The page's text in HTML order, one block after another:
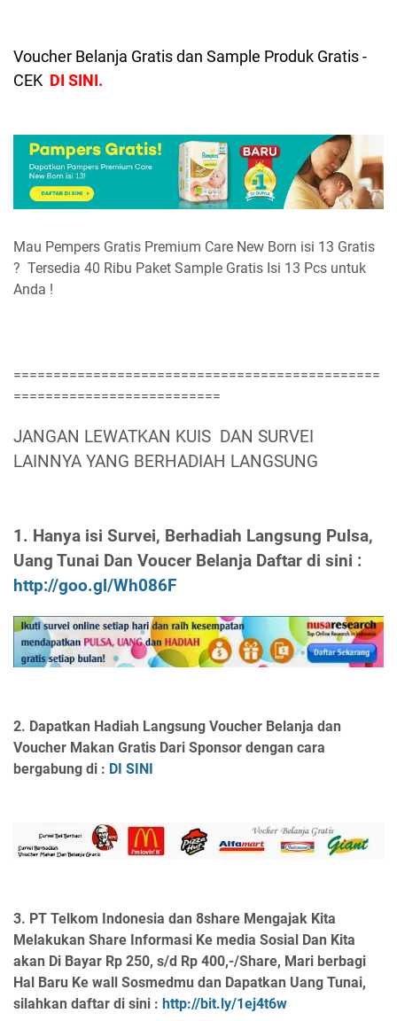
Voucher Belanja Gratis dan Sample Produk Gratis -
CEK DI SINI.
Mau Pempers Gratis Premium Care New Born isi 13 Gratis
? Tersedia 40 Ribu Paket Sample Gratis Isi 13 Pcs untuk
Anda !
==============================================
==========================
JANGAN LEWATKAN KUIS DAN SURVEI
LAINNYA YANG BERHADIAH LANGSUNG
1. Hanya isi Survei, Berhadiah Langsung Pulsa,
Uang Tunai Dan Voucer Belanja Daftar di sini :
http://goo.gl/Wh086F
2. Dapatkan Hadiah Langsung Voucher Belanja dan
Voucher Makan Gratis Dari Sponsor dengan cara
bergabung di : DI SINI
3. PT Telkom Indonesia dan 8share Mengajak Kita
Melakukan Share Informasi Ke media Sosial Dan Kita
akan Di Bayar Rp 250, s/d Rp 400,-/Share, Mari berbagi
Hal Baru Ke wall Sosmedmu dan Dapatkan Uang Tunai,
silahkan daftar di sini : http://bit.ly/1ej4t6w